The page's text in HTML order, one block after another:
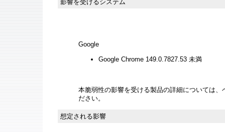
影響を受けるシステム
Google
Google Chrome 149.0.7827.53 未満
本脆弱性の影響を受ける製品の詳細については
ださい。
想定される影響